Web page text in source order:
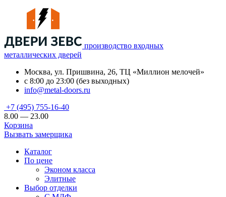
производство входных
металлических дверей
Москва, ул. Пришвина, 26, ТЦ «Миллион мелочей»
с 8:00 до 23:00 (без выходных)
info@metal-doors.ru
+7 (495) 755-16-40
8.00 — 23.00
Корзина
Вызвать замерщика
Каталог
По цене
Эконом класса
Элитные
Выбор отделки